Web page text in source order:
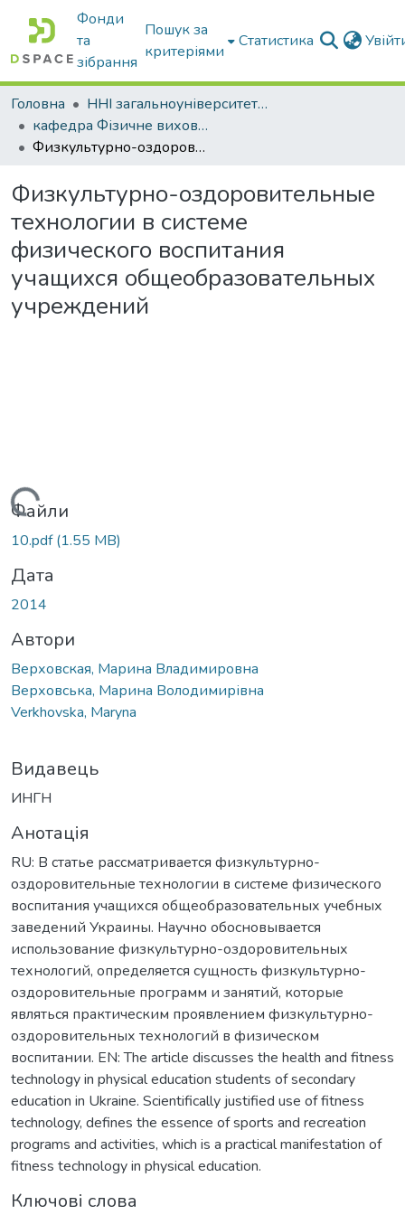
Фонди
та
зібрання
Пошук за
критеріями
Статистика
Головна
ННІ загальноуніверситетської підготовки
кафедра Фізичне виховання і спорт
Физкультурно-оздоровительные технологии в системе физического воспитания учащихся общеобразовательных учреждений
Физкультурно-оздоровительные
технологии в системе
физического воспитания
учащихся общеобразовательных
учреждений
Вантажиться...
Файли
10.pdf(1.55 MB)
Дата
2014
Автори
Верховская, Марина Владимировна
Верховська, Марина Володимирівна
Verkhovska, Maryna
Видавець
ИНГН
Анотація
RU: В статье рассматривается физкультурно-
оздоровительные технологии в системе физического
воспитания учащихся общеобразовательных учебных
заведений Украины. Научно обосновывается
использование физкультурно-оздоровительных
технологий, определяется сущность физкультурно-
оздоровительные программ и занятий, которые
являться практическим проявлением физкультурно-
оздоровительных технологий в физическом
воспитании. EN: The article discusses the health and fitness
technology in physical education students of secondary
education in Ukraine. Scientifically justified use of fitness
technology, defines the essence of sports and recreation
programs and activities, which is a practical manifestation of
fitness technology in physical education.
Ключові слова